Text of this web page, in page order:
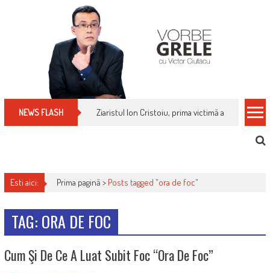
NEWS FLASH Ziaristul Ion Cristoiu, prima victimă a noi
Esti aici: Prima pagină > Posts tagged "ora de foc"
TAG: ORA DE FOC
Cum Şi De Ce A Luat Subit Foc “Ora De Foc”